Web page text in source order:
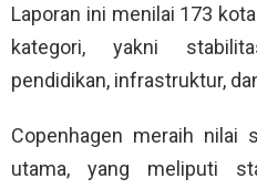
Laporan ini menilai 173
kategori, yakni
pendidikan, infrastruktur,
Copenhagen meraih nilai
utama, yang meliputi